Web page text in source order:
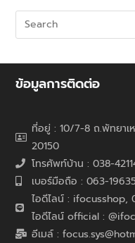
ข้อมูลการติดต่อ
ที่อยู่ : 10/7-8 ถ.พัทยาเ
20150
โทรศัพท์บ้าน : 038-
เบอร์มือถือ : 063-
ไอดีไลน์ : ifocusshop,
ไอดีไลน์ official :
อีเมล์ :